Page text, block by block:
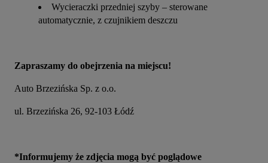
Wycieraczki przedniej szyby – sterowane
automatycznie, z czujnikiem deszczu
Zapraszamy do obejrzenia na miejscu!
Auto Brzezińska Sp. z o.o.
ul. Brzezińska 26, 92-103 Łódź
*Informujemy że zdjęcia mogą być poglądowe